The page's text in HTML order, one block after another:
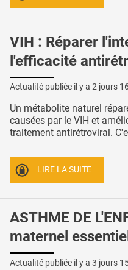
VIH : Réparer
l'efficacité
Actualité publiée il y a 2 jours
Un métabolite naturel
causées par le VIH et
traitement antirétroviral.
LIRE LA SUITE
ASTHME DE
maternel
Actualité publiée il y a 3 jours